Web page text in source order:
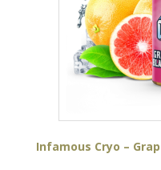
Infamous Cryo –